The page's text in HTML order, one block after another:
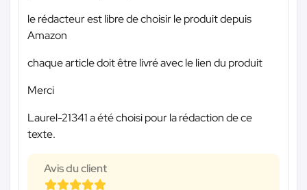
le rédacteur est libre de choisir le produit depuis
Amazon
chaque article doit être livré avec le lien du produit
Merci
Laurel-21341 a été choisi pour la rédaction de ce
texte.
Avis du client